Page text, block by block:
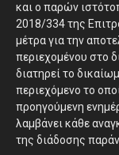
και ο παρών
2018/334 της
μέτρα για την
περιεχομένου στο
διατηρεί το
περιεχόμενο το
προηγούμενη
λαμβάνει κάθε
της διάδοσης